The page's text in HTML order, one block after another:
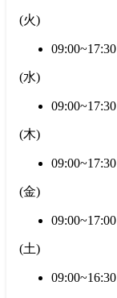
(火)
09:00~17:30
(水)
09:00~17:30
(木)
09:00~17:30
(金)
09:00~17:00
(土)
09:00~16:30